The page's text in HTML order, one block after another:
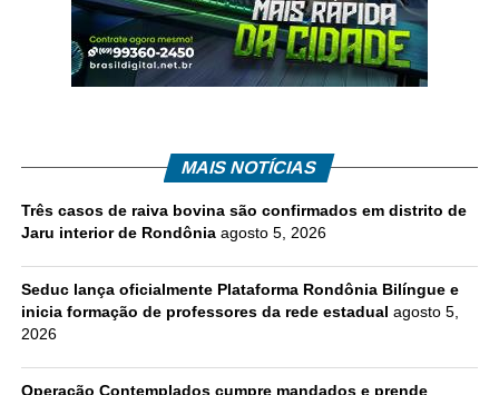
MAIS NOTÍCIAS
Três casos de raiva bovina são confirmados em distrito de
Jaru interior de Rondônia agosto 5, 2026
Seduc lança oficialmente Plataforma Rondônia Bilíngue e
inicia formação de professores da rede estadual agosto 5,
2026
Operação Contemplados cumpre mandados e prende